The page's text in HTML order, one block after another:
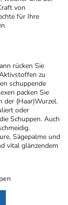
von
für Ihre
rücken Sie
zu
schuppende
packen Sie
der (Haar)Wurzel.
oder
Schuppen. Auch
Sägepalme und
vital glänzendem